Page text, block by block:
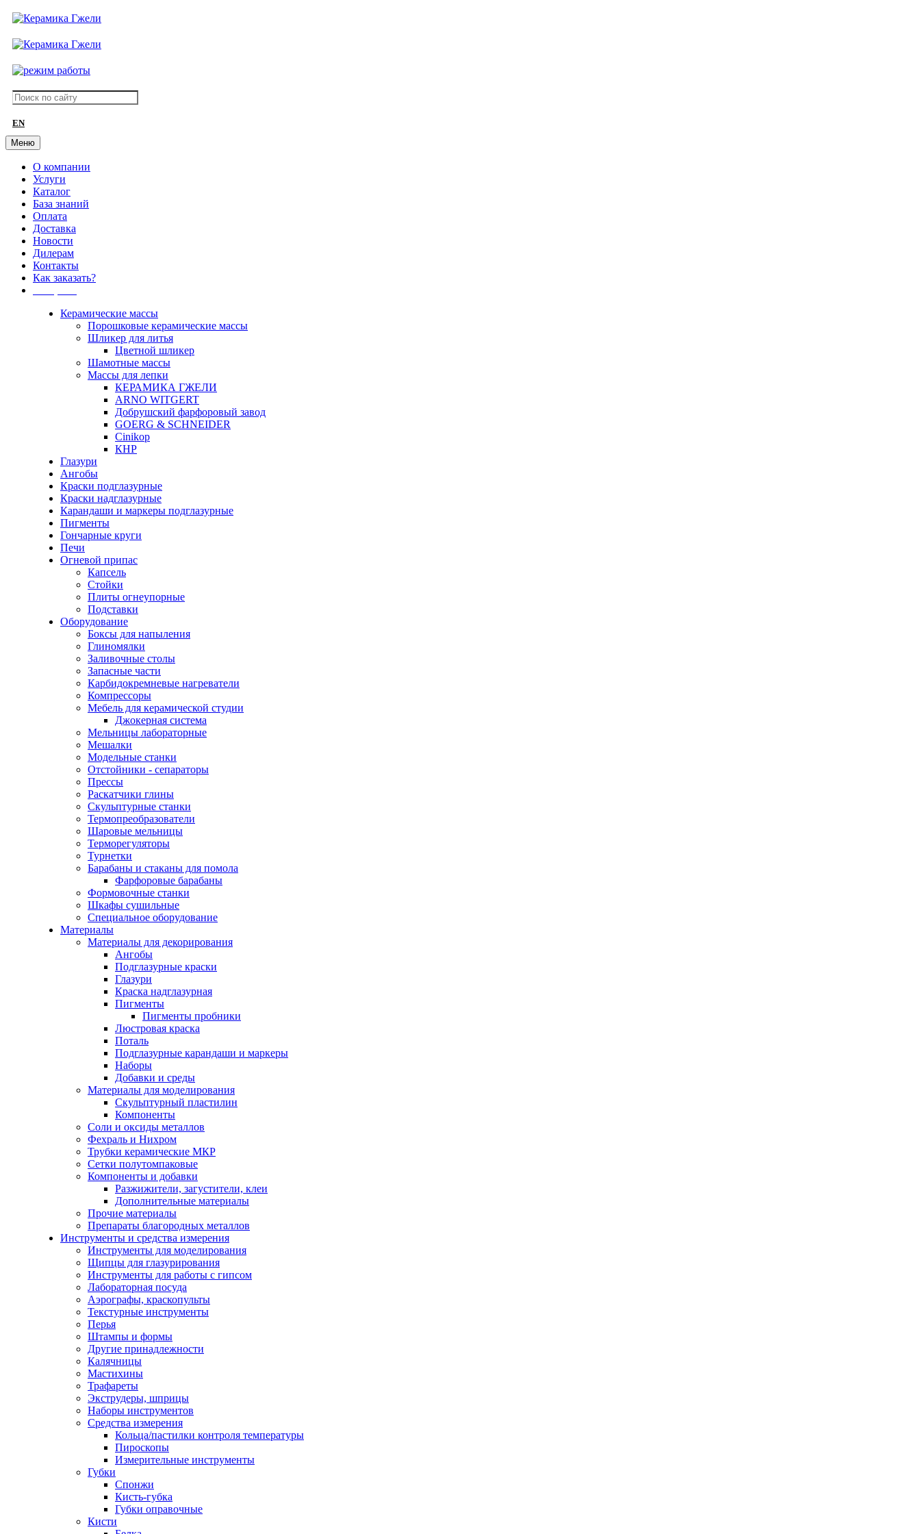
EN
Меню
О компании
Услуги
Каталог
База знаний
Оплата
Доставка
Новости
Дилерам
Контакты
Как заказать?
Керамические массы
Порошковые керамические массы
Шликер для литья
Цветной шликер
Шамотные массы
Массы для лепки
КЕРАМИКА ГЖЕЛИ
ARNO WITGERT
Добрушский фарфоровый завод
GOERG & SCHNEIDER
Cinikop
КНР
Глазури
Ангобы
Краски подглазурные
Краски надглазурные
Карандаши и маркеры подглазурные
Пигменты
Гончарные круги
Печи
Огневой припас
Капсель
Стойки
Плиты огнеупорные
Подставки
Оборудование
Боксы для напыления
Глиномялки
Заливочные столы
Запасные части
Карбидокремневые нагреватели
Компрессоры
Мебель для керамической студии
Джокерная система
Мельницы лабораторные
Мешалки
Модельные станки
Отстойники - сепараторы
Прессы
Раскатчики глины
Скульптурные станки
Термопреобразователи
Шаровые мельницы
Терморегуляторы
Турнетки
Барабаны и стаканы для помола
Фарфоровые барабаны
Формовочные станки
Шкафы сушильные
Специальное оборудование
Материалы
Материалы для декорирования
Ангобы
Подглазурные краски
Глазури
Краска надглазурная
Пигменты
Пигменты пробники
Люстровая краска
Поталь
Подглазурные карандаши и маркеры
Наборы
Добавки и среды
Материалы для моделирования
Скульптурный пластилин
Компоненты
Соли и оксиды металлов
Фехраль и Нихром
Трубки керамические МКР
Сетки полутомпаковые
Компоненты и добавки
Разжижители, загустители, клеи
Дополнительные материалы
Прочие материалы
Препараты благородных металлов
Инструменты и средства измерения
Инструменты для моделирования
Щипцы для глазурирования
Инструменты для работы с гипсом
Лабораторная посуда
Аэрографы, краскопульты
Текстурные инструменты
Перья
Штампы и формы
Другие принадлежности
Калячницы
Мастихины
Трафареты
Экструдеры, шприцы
Наборы инструментов
Средства измерения
Кольца/пастилки контроля температуры
Пироскопы
Измерительные инструменты
Губки
Спонжи
Кисть-губка
Губки оправочные
Кисти